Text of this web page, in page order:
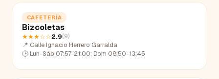
CAFETERÍA
Bizcoletas
★★★☆☆2.9(9)
📍 Calle Ignacio Herrero Garralda
🕒 Lun-Sáb 07:57-21:00; Dom 08:50-13:45